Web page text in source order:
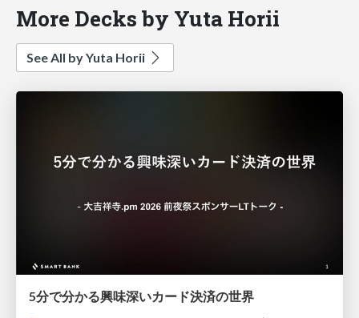
More Decks by Yuta Horii
See All by Yuta Horii
5分で分かる興味深いカード決済の世界